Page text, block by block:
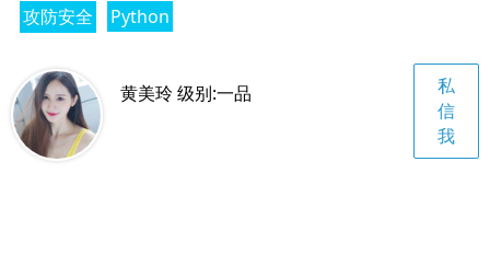
攻防安全 Python
黄美玲 级别:一品
私
信
我